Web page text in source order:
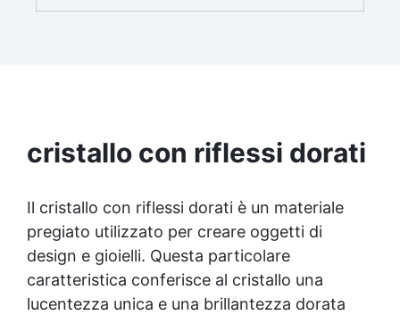
dettagliate, ideali per utenti di ogni livello, per
cristallo con riflessi dorati
Il cristallo con riflessi dorati è un materiale
pregiato utilizzato per creare oggetti di
design e gioielli. Questa particolare
caratteristica conferisce al cristallo una
lucentezza unica e una brillantezza dorata